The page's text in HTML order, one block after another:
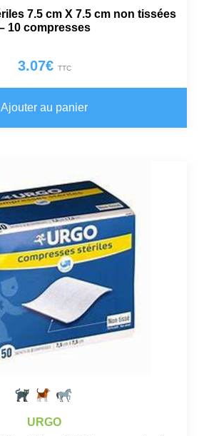
7.5 cm X 7.5 cm non tissées
10 compresses
3.07€ TTC
Ajouter au panier
URGO